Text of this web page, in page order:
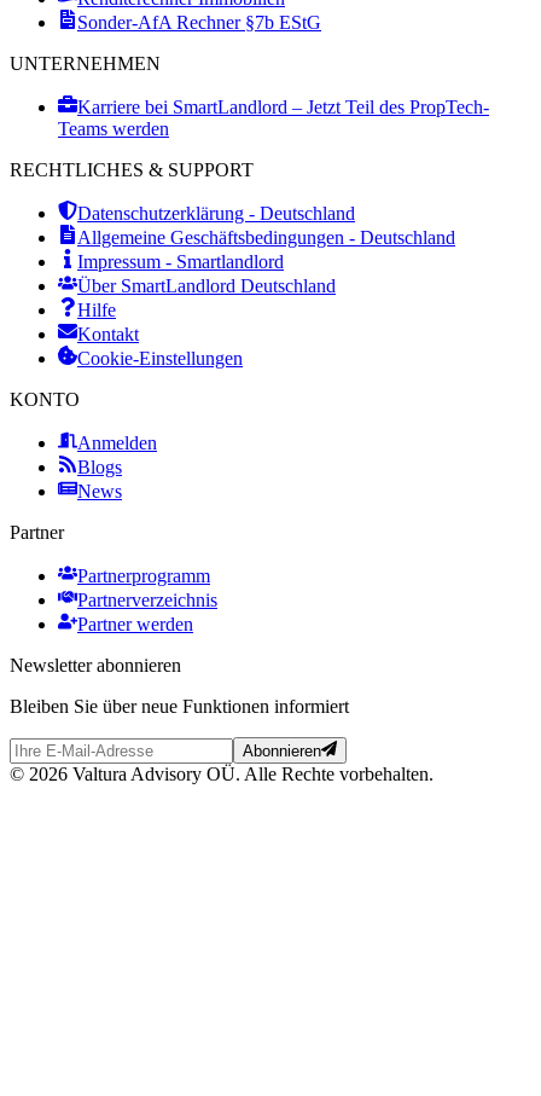
Sonder-AfA Rechner §7b EStG
UNTERNEHMEN
Karriere bei SmartLandlord – Jetzt Teil des PropTech-
Teams werden
RECHTLICHES & SUPPORT
Datenschutzerklärung - Deutschland
Allgemeine Geschäftsbedingungen - Deutschland
Impressum - Smartlandlord
Über SmartLandlord Deutschland
Hilfe
Kontakt
Cookie-Einstellungen
KONTO
Anmelden
Blogs
News
Partner
Partnerprogramm
Partnerverzeichnis
Partner werden
Newsletter abonnieren
Bleiben Sie über neue Funktionen informiert
Abonnieren
© 2026 Valtura Advisory OÜ. Alle Rechte vorbehalten.